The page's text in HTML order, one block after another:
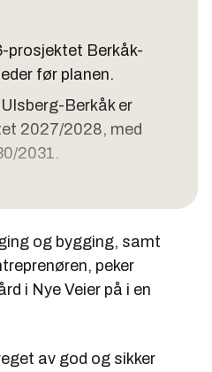
prosjektet Berkåk-
før planen.
Berkåk er
2027/2028, med
2031.
og bygging, samt
peker
i Nye Veier på i en
av god og sikker